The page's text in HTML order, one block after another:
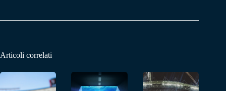
Articoli correlati